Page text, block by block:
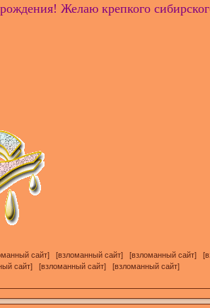
Желаю крепкого
сайт] [взломанный сайт] [взломанный
сайт] [взломанный сайт] [взломанный сайт]